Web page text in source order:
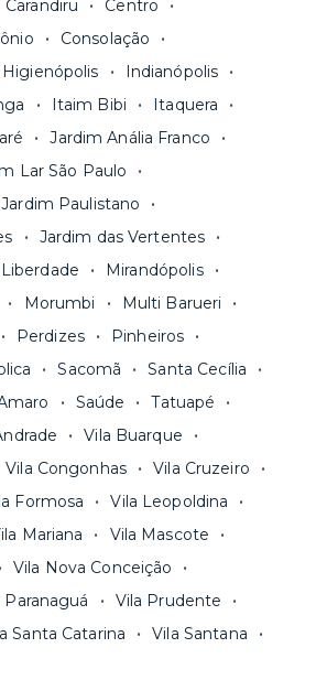
contam com a facilidade de
do mês junto com o
único. Quer ainda mais
uma unidade com serviços
suporte e manutenção para a
app.
um caminhão de mudança: é
coisas e começar a morar.
valores e escolher o prazo
de vida na página das
que todo oprocesso de
site da Yuca e assina o
seu computador ou celular.
sem burocracia!
Carandiru
Centro
Consolação
Higienópolis
Indianópolis
Itaim Bibi
Itaquera
Jardim Anália Franco
Lar São Paulo
Jardim Paulistano
Jardim das Vertentes
Liberdade
Mirandópolis
Morumbi
Multi Barueri
Perdizes
Pinheiros
Sacomã
Santa Cecília
Saúde
Tatuapé
Vila Buarque
Vila Congonhas
Vila Cruzeiro
Formosa
Vila Leopoldina
Mariana
Vila Mascote
Vila Nova Conceição
Paranaguá
Vila Prudente
Santa Catarina
Vila Santana